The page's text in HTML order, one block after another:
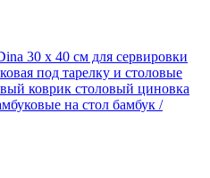
30 х 40 см для сервировки
под тарелку и столовые
коврик столовый циновка
на стол бамбук /